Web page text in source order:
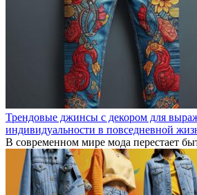
Трендовые джинсы с декором для
индивидуальности в повседневной
В современном мире мода перестает